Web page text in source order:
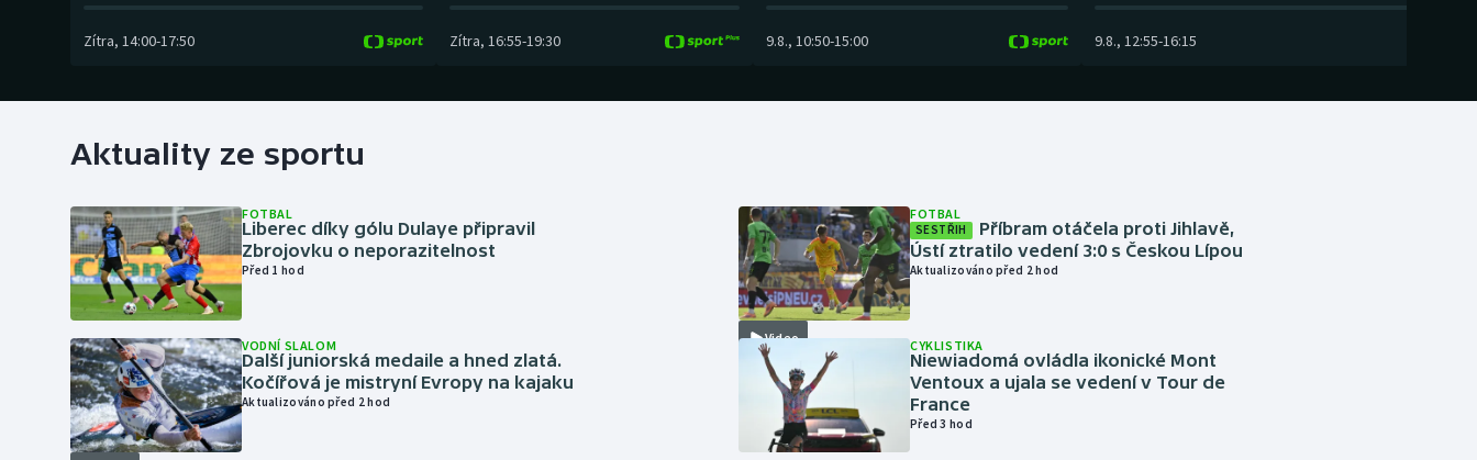
Zítra, 14:00-17:50 Zítra, 16:55-19:30 9.8., 10:50-15:00 9.8., 12:55-16:15
Aktuality ze sportu
FOTBAL
Liberec díky gólu Dulaye připravil
Zbrojovku o neporazitelnost
Před 1 hod
VODNÍ SLALOM
Další juniorská medaile a hned zlatá.
Kočířová je mistryní Evropy na kajaku
Aktualizováno před 2 hod
Video
FOTBAL
SESTŘIH
Příbram otáčela proti Jihlavě,
Ústí ztratilo vedení 3:0 s Českou Lípou
Aktualizováno před 2 hod
CYKLISTIKA
Niewiadomá ovládla ikonické Mont
Ventoux a ujala se vedení v Tour de
France
Před 3 hod